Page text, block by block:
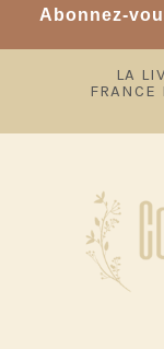
Abonnez-
LA
FRANCE